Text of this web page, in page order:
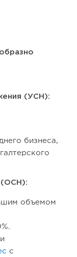
(УСН):
бизнеса,
(ОСН):
объемом
с